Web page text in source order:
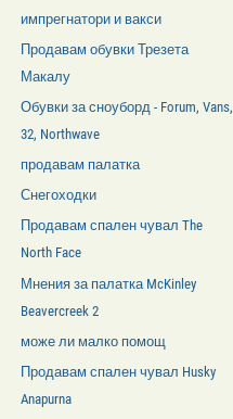
импрегнатори и вакси
Продавам обувки Трезета
Макалу
Обувки за сноуборд - Forum, Vans,
32, Northwave
продавам палатка
Снегоходки
Продавам спален чувал The
North Face
Мнения за палатка McKinley
Beavercreek 2
може ли малко помощ
Продавам спален чувал Husky
Anapurna